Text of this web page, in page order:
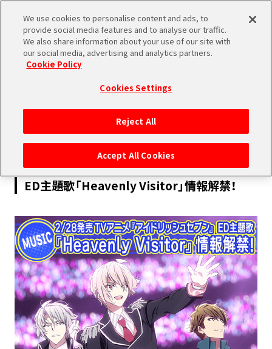
2018.01.14
MUSIC
【CD情報】TVアニメ『アイドリッシュセブン』
ED主題歌「Heavenly Visitor」情報解禁！
We use cookies to personalise content and ads, to
provide social media features and to analyse our traffic.
We also share information about your use of our site with
our social media, advertising and analytics partners.
Cookie Policy
Cookies Settings
Reject All
Accept All Cookies